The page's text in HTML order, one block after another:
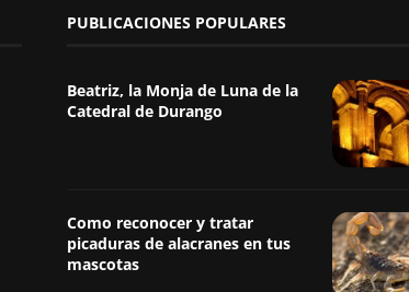
PUBLICACIONES POPULARES
Beatriz, la Monja de Luna de la
Catedral de Durango
Como reconocer y tratar
picaduras de alacranes en tus
mascotas